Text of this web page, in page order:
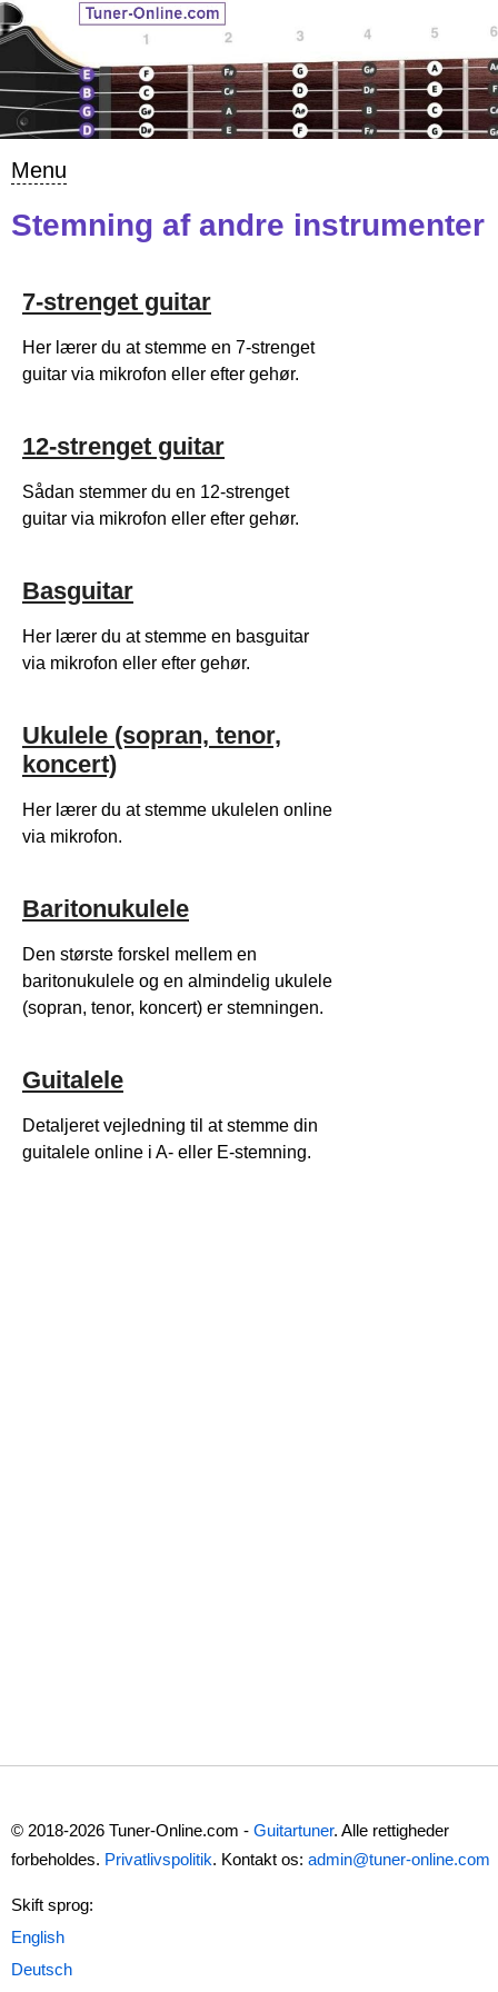
Menu
Stemning af andre instrumenter
7-strenget guitar
Her lærer du at stemme en 7-strenget
guitar via mikrofon eller efter gehør.
12-strenget guitar
Sådan stemmer du en 12-strenget
guitar via mikrofon eller efter gehør.
Basguitar
Her lærer du at stemme en basguitar
via mikrofon eller efter gehør.
Ukulele (sopran, tenor,
koncert)
Her lærer du at stemme ukulelen online
via mikrofon.
Baritonukulele
Den største forskel mellem en
baritonukulele og en almindelig ukulele
(sopran, tenor, koncert) er stemningen.
Guitalele
Detaljeret vejledning til at stemme din
guitalele online i A- eller E-stemning.
© 2018-2026 Tuner-Online.com - Guitartuner. Alle rettigheder
forbeholdes. Privatlivspolitik. Kontakt os: admin@tuner-online.com
Skift sprog: